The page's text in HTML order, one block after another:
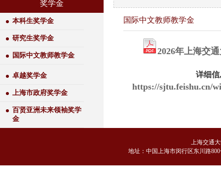
奖学金
本科生奖学金
研究生奖学金
国际中文教师教学金
卓越奖学金
上海市政府奖学金
百贤亚洲未来领袖奖学
金
国际中文教师教学金
2026年上海交
详细
https://sjtu.feishu.cn/
上海交通
地址：中国上海市闵行区东川路